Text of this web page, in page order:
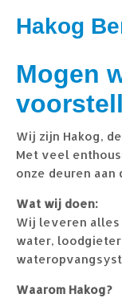
Hakog
Mogen
Wij zijn Hakog,
Met veel
onze deuren aan
Wat wij doen:
Wij leveren alles
water,
Waarom Hakog?